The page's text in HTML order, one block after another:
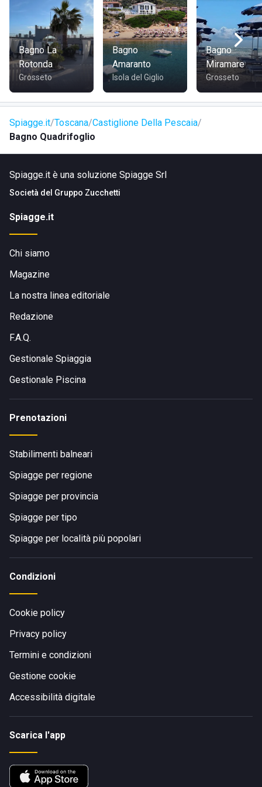
l'accesso al Bagno Quadrifoglio, molto affollato nel periodo
clue della stagione.
Bagno La
Rotonda
Grosseto
Bagno
Amaranto
Isola del Giglio
Bagno
Miramare
Grosseto
Spiagge.it Toscana Castiglione Della Pescaia
Bagno Quadrifoglio
Spiagge.it è una soluzione Spiagge Srl
Società del Gruppo Zucchetti
Spiagge.it
Chi siamo
Magazine
La nostra linea editoriale
Redazione
F.A.Q.
Gestionale Spiaggia
Gestionale Piscina
Prenotazioni
Stabilimenti balneari
Spiagge per regione
Spiagge per provincia
Spiagge per tipo
Spiagge per località più popolari
Condizioni
Cookie policy
Privacy policy
Termini e condizioni
Gestione cookie
Accessibilità digitale
Scarica l'app